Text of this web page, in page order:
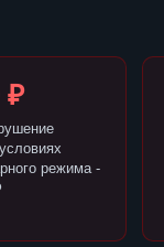
₽
режима -